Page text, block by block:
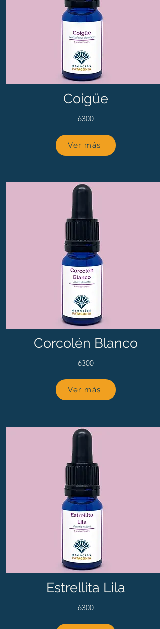
Coigüe
6300
Ver más
Corcolén Blanco
6300
Ver más
Estrellita Lila
6300